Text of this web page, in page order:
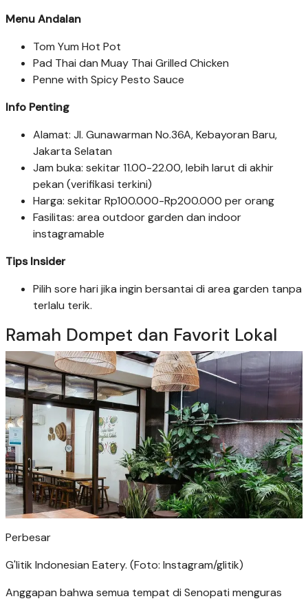
Menu Andalan
Tom Yum Hot Pot
Pad Thai dan Muay Thai Grilled Chicken
Penne with Spicy Pesto Sauce
Info Penting
Alamat: Jl. Gunawarman No.36A, Kebayoran Baru,
Jakarta Selatan
Jam buka: sekitar 11.00-22.00, lebih larut di akhir
pekan (verifikasi terkini)
Harga: sekitar Rp100.000-Rp200.000 per orang
Fasilitas: area outdoor garden dan indoor
instagramable
Tips Insider
Pilih sore hari jika ingin bersantai di area garden tanpa
terlalu terik.
Ramah Dompet dan Favorit Lokal
Perbesar
G'litik Indonesian Eatery. (Foto: Instagram/glitik)
Anggapan bahwa semua tempat di Senopati menguras